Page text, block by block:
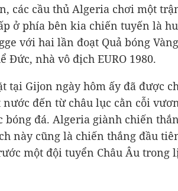
các cầu thủ Algeria chơi một
ở phía bên kia chiến tuyến là
với hai lần đoạt Quả bóng
Đức, nhà vô địch EURO 1980.
tại Gijon ngày hôm ấy đã được
đến từ châu lục cằn cỗi
bóng đá. Algeria giành chiến
này cũng là chiến thắng đầu
một đội tuyển Châu Âu trong